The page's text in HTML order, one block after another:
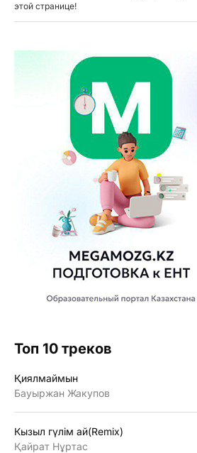
этой странице!
Топ 10 треков
Қиялмаймын
Бауыржан Жакупов
Кызыл гүлiм ай(Remix)
Қайрат Нұртас